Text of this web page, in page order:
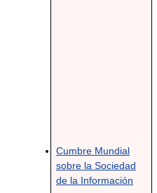
Cumbre Mundial
sobre la Sociedad
de la Información